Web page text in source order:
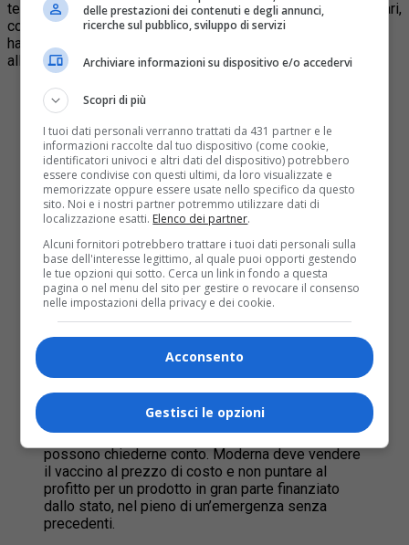
temperature frigo (da 2 a 8 gradi) e il prezzo sarà di 25 dollari,
compreso un margine di profitti. Le altre aziende, invece,
hanno annunciato che lo venderanno a prezzo di costo, fino
alla fine della pandemia.
Il mondo attende con impazienza i risultati positivi
degli studi clinici sul vaccino per il Covid-19 nella
speranza di avere uno strumento che aiuti a tenere
sotto controllo la pandemia, ma la loro validazione
per la distribuzione servirà a poco se questi
vaccini non vengono distribuiti equamente alle
persone di tutto il mondo a un prezzo di costo
completamente trasparente – diceStella Egidi
responsabile medico di Medici senza frontiere.
La capacità del settore pubblico di stabilire un
prezzo equo richiede trasparenza. Moderna deve
impegnarsi nella pubblicazione di un’analisi
dettagliata del prezzo e di tutti i costi di sviluppo
del vaccino. Solo se Moderna renderà pubblici
questi dati, i governi potranno valutare se i prezzi
sono giusti e accessibili. La ricerca, lo sviluppo e
miliardi di dollari del governo americano, eppure i
contribuenti in assenza di trasparenza non
possono chiederne conto. Moderna deve vendere
il vaccino al prezzo di costo e non puntare al
profitto per un prodotto in gran parte finanziato
dallo stato, nel pieno di un’emergenza senza
precedenti.
delle prestazioni dei contenuti e degli annunci,
ricerche sul pubblico, sviluppo di servizi
Archiviare informazioni su dispositivo e/o accedervi
Scopri di più
I tuoi dati personali verranno trattati da 431 partner e le
informazioni raccolte dal tuo dispositivo (come cookie,
identificatori univoci e altri dati del dispositivo) potrebbero
essere condivise con questi ultimi, da loro visualizzate e
memorizzate oppure essere usate nello specifico da questo
sito. Noi e i nostri partner potremmo utilizzare dati di
localizzazione esatti. Elenco dei partner.
Alcuni fornitori potrebbero trattare i tuoi dati personali sulla
base dell'interesse legittimo, al quale puoi opporti gestendo
le tue opzioni qui sotto. Cerca un link in fondo a questa
pagina o nel menu del sito per gestire o revocare il consenso
nelle impostazioni della privacy e dei cookie.
Acconsento
Gestisci le opzioni